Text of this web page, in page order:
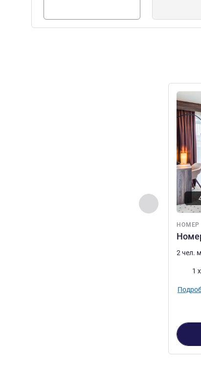
Рядом с отелем
На всей территории
Назад -
НОМЕР
2 чел.
Постель
1